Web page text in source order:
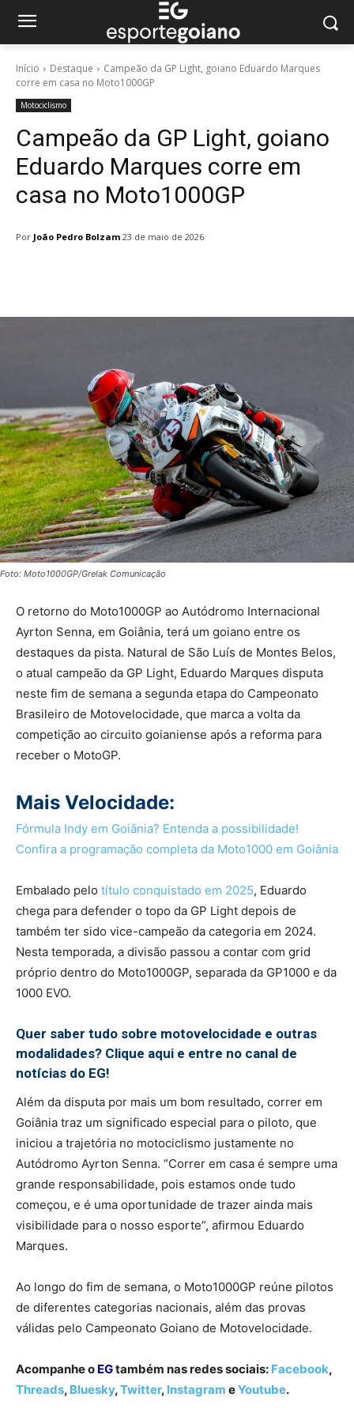
Início Destaque
Campeão da GP Light, goiano Eduardo Marques
corre em casa no Moto1000GP
Motociclismo
Campeão da GP Light, goiano
Eduardo Marques corre em
casa no Moto1000GP
Por João Pedro Bolzam 23 de maio de 2026
Foto: Moto1000GP/Grelak Comunicação
O retorno do Moto1000GP ao Autódromo Internacional
Ayrton Senna, em Goiânia, terá um goiano entre os
destaques da pista. Natural de São Luís de Montes Belos,
o atual campeão da GP Light, Eduardo Marques disputa
neste fim de semana a segunda etapa do Campeonato
Brasileiro de Motovelocidade, que marca a volta da
competição ao circuito goianiense após a reforma para
receber o MotoGP.
Mais Velocidade:
Fórmula Indy em Goiânia? Entenda a possibilidade!
Confira a programação completa da Moto1000 em Goiânia
Embalado pelo título conquistado em 2025, Eduardo
chega para defender o topo da GP Light depois de
também ter sido vice-campeão da categoria em 2024.
Nesta temporada, a divisão passou a contar com grid
próprio dentro do Moto1000GP, separada da GP1000 e da
1000 EVO.
Quer saber tudo sobre motovelocidade e outras
modalidades? Clique aqui e entre no canal de
notícias do EG!
Além da disputa por mais um bom resultado, correr em
Goiânia traz um significado especial para o piloto, que
iniciou a trajetória no motociclismo justamente no
Autódromo Ayrton Senna. “Correr em casa é sempre uma
grande responsabilidade, pois estamos onde tudo
começou, e é uma oportunidade de trazer ainda mais
visibilidade para o nosso esporte”, afirmou Eduardo
Marques.
Ao longo do fim de semana, o Moto1000GP reúne pilotos
de diferentes categorias nacionais, além das provas
válidas pelo Campeonato Goiano de Motovelocidade.
Acompanhe o EGtambém nas redes sociais: Facebook,
Threads, Bluesky,Twitter, Instagram eYoutube.